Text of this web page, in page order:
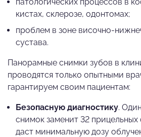
кистах, склерозе, одонтомах;
проблем в зоне височно-
сустава.
Панорамные снимки зубов в
проводятся только опытными
гарантируем своим пациентам:
Безопасную диагностику.
снимок заменит 32
даст минимальную дозу